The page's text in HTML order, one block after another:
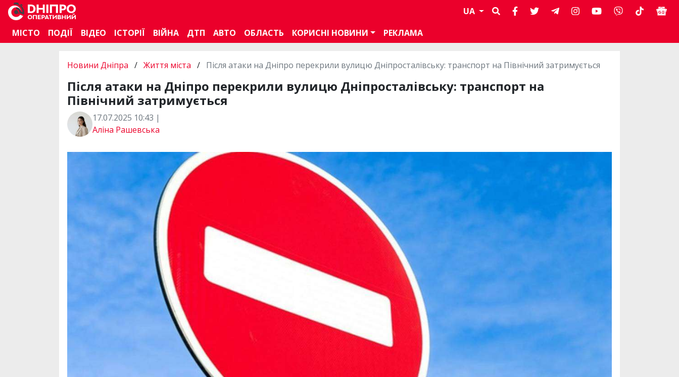
UA
МІСТО
ПОДІЇ ВІДЕО ІСТОРІЇ ВІЙНА ДТП АВТО ОБЛАСТЬ КОРИСНІ НОВИНИ РЕКЛАМА
Новини Дніпра / Життя міста / Після атаки на Дніпро перекрили вулицю Дніпросталівську: транспорт на Північний затримується
Після атаки на Дніпро перекрили вулицю Дніпросталівську: транспорт на
Північний затримується
17.07.2025 10:43 |
Аліна Рашевська